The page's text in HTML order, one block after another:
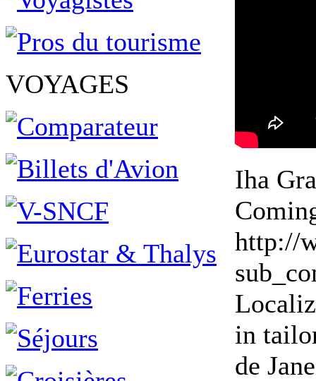
VOYAGES
Iha
http://
in
de